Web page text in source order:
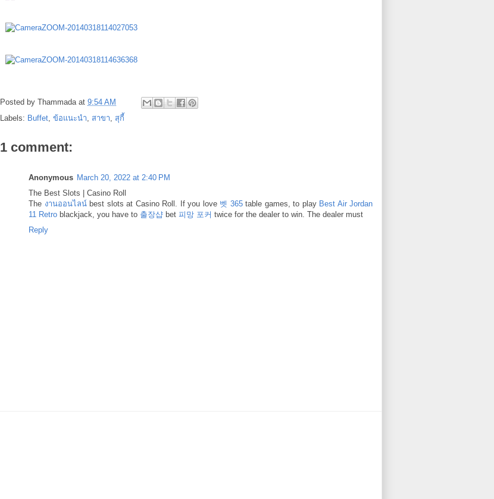
Posted by Thammada at 9:54 AM
Labels: Buffet ข้อแนะนำ สาขา สุกี้
1 comment:
Anonymous March 20, 2022 at 2:40 PM
The Best Slots | Casino Roll
The งานออนไลน์best slots at Casino Roll. If you love 벳 365table games, to play Best Air Jordan
11 Retro blackjack, you have to 출장샵 bet 피망 포커 twice for the dealer to win. The dealer must
Reply